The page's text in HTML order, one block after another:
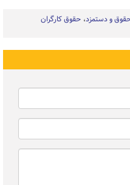
و دستمزد حقوق کارگران